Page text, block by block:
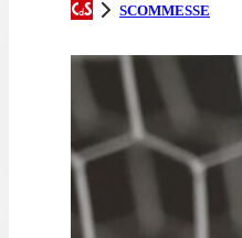
SCOMMESSE